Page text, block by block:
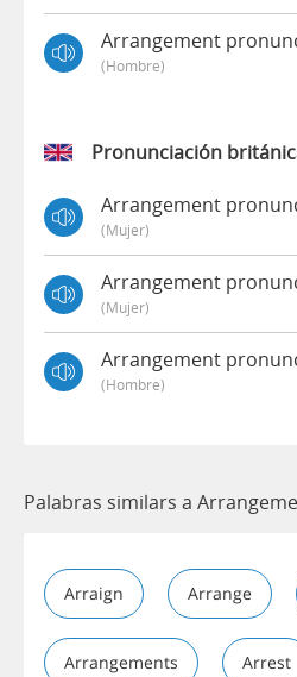
Arrangement
(hombre)
Pronunciación
Arrangement
(mujer)
Arrangement
(mujer)
Arrangement
(hombre)
Palabras similars a
Arraign Arrange
Arrangements Arrest